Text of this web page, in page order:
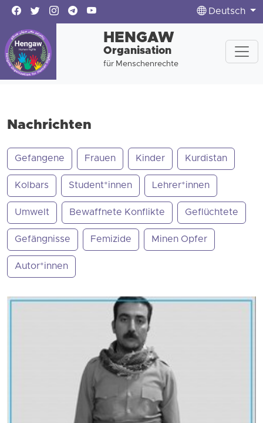
Deutsch
HENGAW
Organisation
für Menschenrechte
Nachrichten
Gefangene Frauen Kinder Kurdistan
Kolbars Student*innen Lehrer*innen
Umwelt Bewaffnete Konflikte Geflüchtete
Gefängnisse Femizide Minen Opfer
Autor*innen